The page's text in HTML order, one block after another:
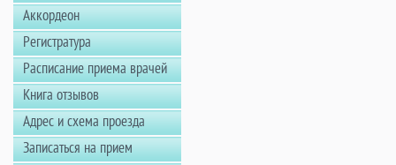
Аккордеон
Регистратура
Расписание приема врачей
Книга отзывов
Адрес и схема проезда
Записаться на прием